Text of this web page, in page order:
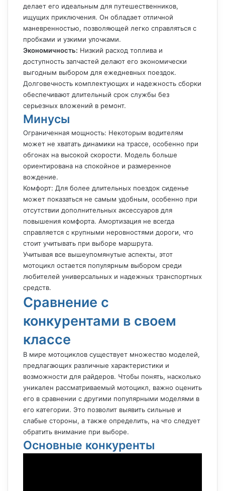
делает его идеальным для путешественников,
ищущих приключения. Он обладает отличной
маневренностью, позволяющей легко справляться с
пробками и узкими улочками.
Экономичность: Низкий расход топлива и
доступность запчастей делают его экономически
выгодным выбором для ежедневных поездок.
Долговечность комплектующих и надежность сборки
обеспечивают длительный срок службы без
серьезных вложений в ремонт.
Минусы
Ограниченная мощность: Некоторым водителям
может не хватать динамики на трассе, особенно при
обгонах на высокой скорости. Модель больше
ориентирована на спокойное и размеренное
вождение.
Комфорт: Для более длительных поездок сиденье
может показаться не самым удобным, особенно при
отсутствии дополнительных аксессуаров для
повышения комфорта. Амортизация не всегда
справляется с крупными неровностями дороги, что
стоит учитывать при выборе маршрута.
Учитывая все вышеупомянутые аспекты, этот
мотоцикл остается популярным выбором среди
любителей универсальных и надежных транспортных
средств.
Сравнение с
конкурентами в своем
классе
В мире мотоциклов существует множество моделей,
предлагающих различные характеристики и
возможности для райдеров. Чтобы понять, насколько
уникален рассматриваемый мотоцикл, важно оценить
его в сравнении с другими популярными моделями в
его категории. Это позволит выявить сильные и
слабые стороны, а также определить, на что следует
обратить внимание при выборе.
Основные конкуренты